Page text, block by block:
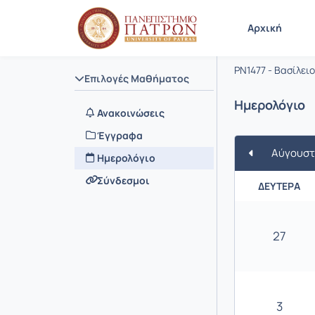
Αρχική
Επιλογές Μαθήματος
Ανακοινώσεις
Έγγραφα
Ημερολόγιο
Σύνδεσμοι
Μάθημα :
Κωδικός :
PN1477 -
Ημερολόγιο
ΔΕΥΤΈΡΑ
27
3